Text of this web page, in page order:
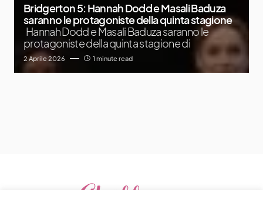
Bridgerton 5: Hannah Dodd e Masali Baduza
saranno le protagoniste della quinta stagione
Hannah Dodd e Masali Baduza saranno le
protagoniste della quinta stagione di
2 Aprile 2026 1 minute read